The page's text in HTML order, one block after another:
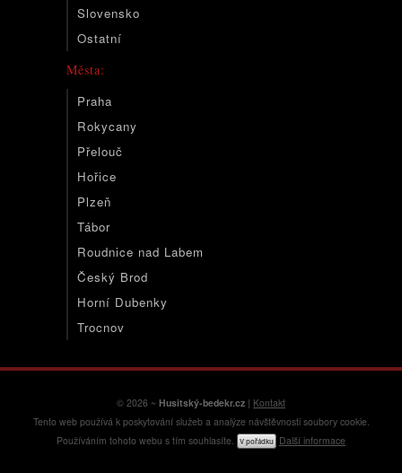
Slovensko
Ostatní
Města:
Praha
Rokycany
Přelouč
Hořice
Plzeň
Tábor
Roudnice nad Labem
Český Brod
Horní Dubenky
Trocnov
© 2026 ~ Husitský-bedekr.cz | Kontakt
Tento web používá k poskytování služeb a analýze návštěvnosti soubory cookie.
Používáním tohoto webu s tím souhlasíte.
V pořádku Další informace